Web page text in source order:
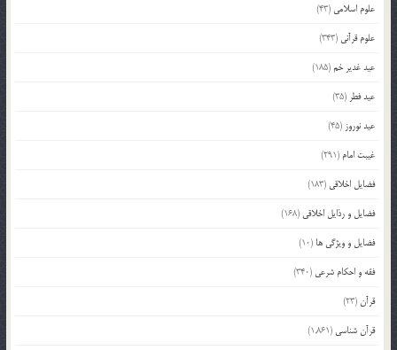
علوم اسلامی (43)
علوم قرآنی (343)
عید غدیر خم(185)
عید فطر (35)
عید نوروز (45)
غیبت امام (291)
فضایل اخلاقی (183)
فضایل و رذایل اخلاقی (168)
فضایل و ویژگی ها (10)
فقه و احکام شرعی (340)
قرآن(23)
قرآن شناسی (1,861)